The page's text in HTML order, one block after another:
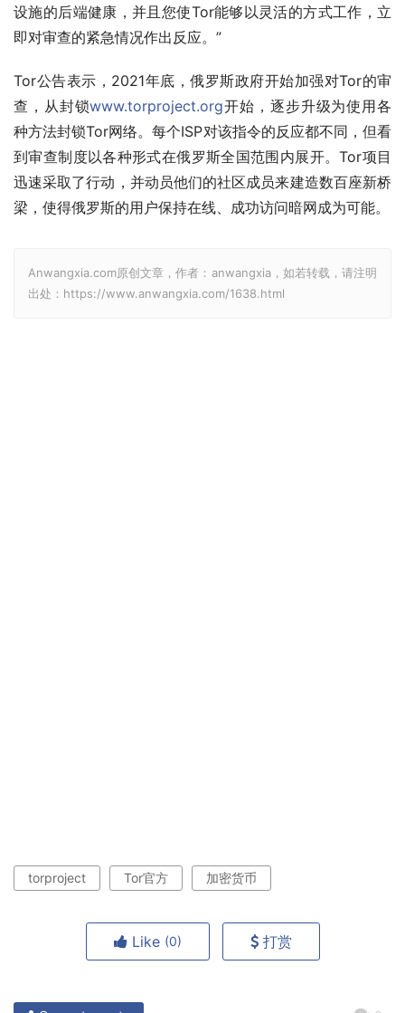
设施的后端健康，并且您使Tor能够以灵活的方式工作，立
即对审查的紧急情况作出反应。”
Tor公告表示，2021年底，俄罗斯政府开始加强对Tor的审
查，从封锁www.torproject.org开始，逐步升级为使用各
种方法封锁Tor网络。每个ISP对该指令的反应都不同，但看
到审查制度以各种形式在俄罗斯全国范围内展开。Tor项目
迅速采取了行动，并动员他们的社区成员来建造数百座新桥
梁，使得俄罗斯的用户保持在线、成功访问暗网成为可能。
Anwangxia.com原创文章，作者：anwangxia，如若转载，请注明
出处：https://www.anwangxia.com/1638.html
torproject Tor官方 加密货币
Like (0) 打赏